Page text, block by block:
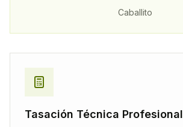
Caballito
Tasación Técnica Profesional